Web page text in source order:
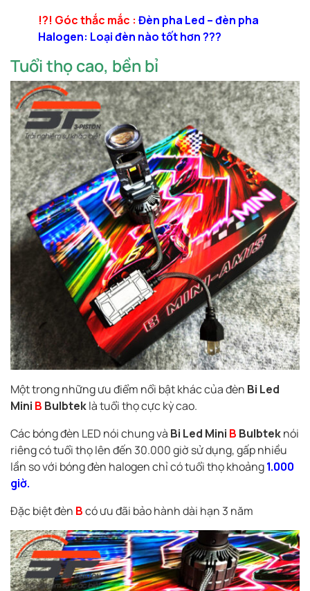
!?! Góc thắc mắc : Đèn pha Led – đèn pha
Halogen: Loại đèn nào tốt hơn ???
Tuổi thọ cao, bền bỉ
Một trong những ưu điểm nổi bật khác của đèn Bi Led
Mini B Bulbteklà tuổi thọ cực kỳ cao.
Các bóng đèn LED nói chung và Bi Led Mini B Bulbteknói
riêng có tuổi thọ lên đến 30.000 giờ sử dụng, gấp nhiều
lần so với bóng đèn halogen chỉ có tuổi thọ khoảng1.000
giờ.
Đặc biệt đèn Bcó ưu đãi bảo hành dài hạn 3 năm